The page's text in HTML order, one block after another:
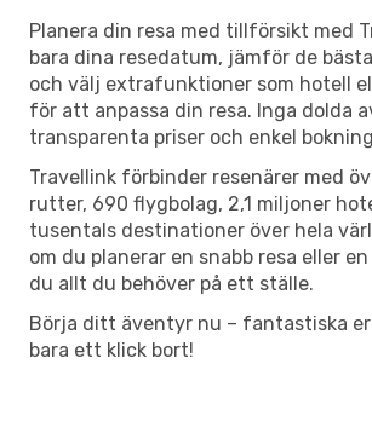
Planera din resa med tillförsikt med
bara dina resedatum, jämför de
och välj extrafunktioner som hotell
för att anpassa din resa. Inga dolda
transparenta priser och enkel
Travellink förbinder resenärer med
rutter, 690 flygbolag, 2,1 miljoner
tusentals destinationer över hela
om du planerar en snabb resa eller
du allt du behöver på ett ställe.
Börja ditt äventyr nu – fantastiska
bara ett klick bort!